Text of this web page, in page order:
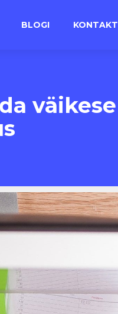
BLOGI KONTAKT
väikese